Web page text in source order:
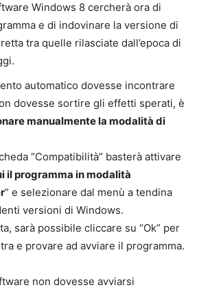
Windows 8 cercherà ora di
e di indovinare la versione di
tra quelle rilasciate dall’epoca di
automatico dovesse incontrare
dovesse sortire gli effetti sperati, è
manualmente la modalità di
“Compatibilità” basterà attivare
il programma in modalità
” e selezionare dal menù a tendina
versioni di Windows.
sarà possibile cliccare su “Ok” per
e provare ad avviare il programma.
non dovesse avviarsi